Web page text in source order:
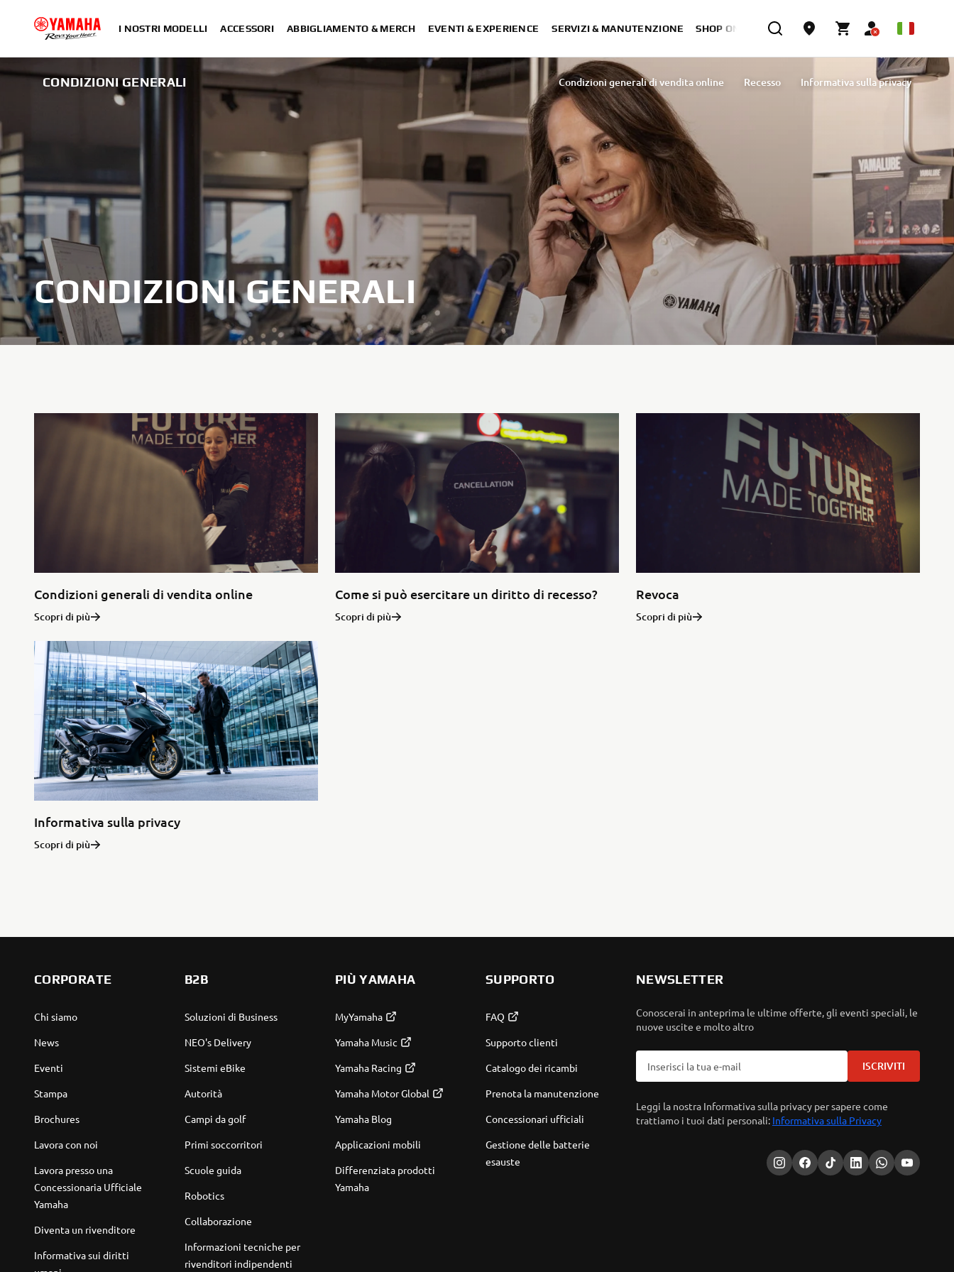
I NOSTRI MODELLI ACCESSORI ABBIGLIAMENTO & MERCH EVENTI & EXPERIENCE SERVIZI & MANUTENZIONE SHOP ONLINE
CONDIZIONI GENERALI Condizioni generali di vendita online Recesso Informativa sulla privacy
CONDIZIONI GENERALI
Condizioni generali di vendita online
Scopri di più
Come si può esercitare un diritto di recesso?
Scopri di più
Revoca
Scopri di più
Informativa sulla privacy
Scopri di più
CORPORATE
Chi siamo
News
Eventi
Stampa
Brochures
Lavora con noi
Lavora presso una
Concessionaria Ufficiale
Yamaha
Diventa un rivenditore
Informativa sui diritti
B2B
Soluzioni di Business
NEO's Delivery
Sistemi eBike
Autorità
Campi da golf
Primi soccorritori
Scuole guida
Robotics
Collaborazione
Informazioni tecniche per
rivenditori indipendenti
PIÙ YAMAHA
MyYamaha
Yamaha Music
Yamaha Racing
Yamaha Motor Global
Yamaha Blog
Applicazioni mobili
Differenziata prodotti
Yamaha
SUPPORTO
FAQ
Supporto clienti
Catalogo dei ricambi
Prenota la manutenzione
Concessionari ufficiali
Gestione delle batterie
esauste
NEWSLETTER
Conoscerai in anteprima le ultime offerte, gli eventi speciali, le
nuove uscite e molto altro
ISCRIVITI
Leggi la nostra Informativa sulla privacy per sapere come
trattiamo i tuoi dati personali: Informativa sulla Privacy